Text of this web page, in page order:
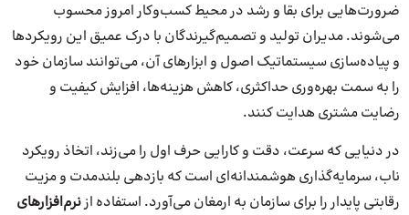
ضرورت‌هایی برای بقا و رشد در محیط کسب‌وکار امروز محسوب
می‌شوند. مدیران تولید و تصمیم‌گیرندگان با درک عمیق این رویکردها
و پیاده‌سازی سیستماتیک اصول و ابزارهای آن، می‌توانند سازمان خود
را به سمت بهره‌وری حداکثری، کاهش هزینه‌ها، افزایش کیفیت و
رضایت مشتری هدایت کنند.
در دنیایی که سرعت، دقت و کارایی حرف اول را می‌زند، اتخاذ رویکرد
ناب، سرمایه‌گذاری هوشمندانه‌ای است که بازدهی بلندمدت و مزیت
رقابتی پایدار را برای سازمان به ارمغان می‌آورد. استفاده ازنرم‌افزارهای